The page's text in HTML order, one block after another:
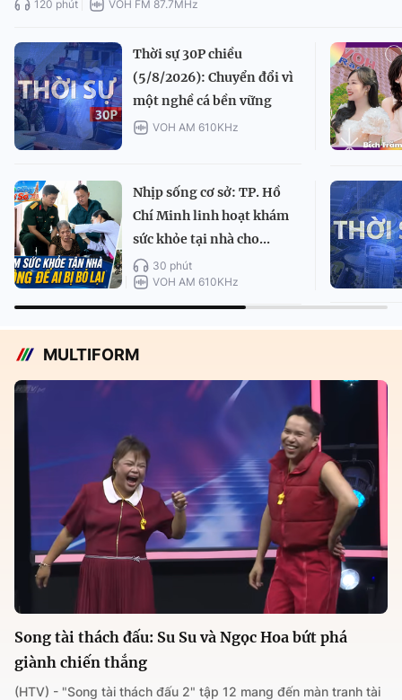
120 phút VOH FM 87.7MHz
Thời sự 30P chiều
(5/8/2026): Chuyển đổi vì
một nghề cá bền vững
VOH AM 610KHz
Nhịp sống cơ sở: TP. Hồ
Chí Minh linh hoạt khám
sức khỏe tại nhà cho...
30 phút
VOH AM 610KHz
MULTIFORM
Song tài thách đấu: Su Su và Ngọc Hoa bứt phá
giành chiến thắng
(HTV) - "Song tài thách đấu 2" tập 12 mang đến màn tranh tài